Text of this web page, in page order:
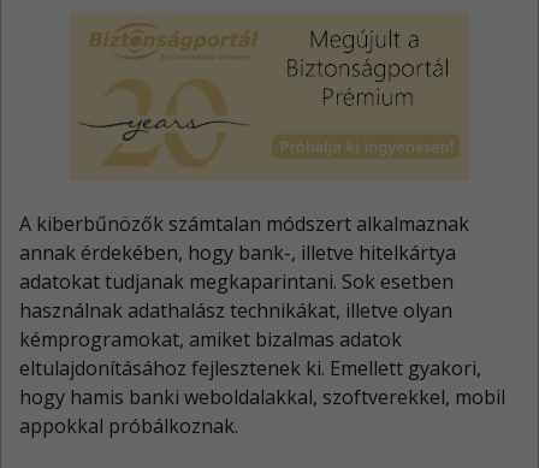
A kiberbűnözők számtalan módszert alkalmaznak
annak érdekében, hogy bank-, illetve hitelkártya
adatokat tudjanak megkaparintani. Sok esetben
használnak adathalász technikákat, illetve olyan
kémprogramokat, amiket bizalmas adatok
eltulajdonításához fejlesztenek ki. Emellett gyakori,
hogy hamis banki weboldalakkal, szoftverekkel, mobil
appokkal próbálkoznak.